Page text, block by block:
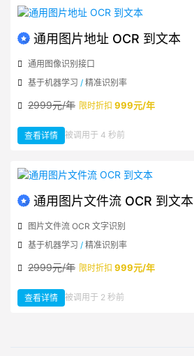
地
址
OCR
Word
通用图片地址 OCR 到文本
通用图像识别接口
基于机器学习 / 精准识别率
2999元/年 限时折扣 999元/年
查看详情 ：
通
地
址
OCR
文
本
被调用于 4 秒前
通用图片文件流 OCR 到文本
图片文件流 OCR 文字识别
基于机器学习 / 精准识别率
2999元/年 限时折扣 999元/年
查看详情 ：
通
被调用于 2 秒前